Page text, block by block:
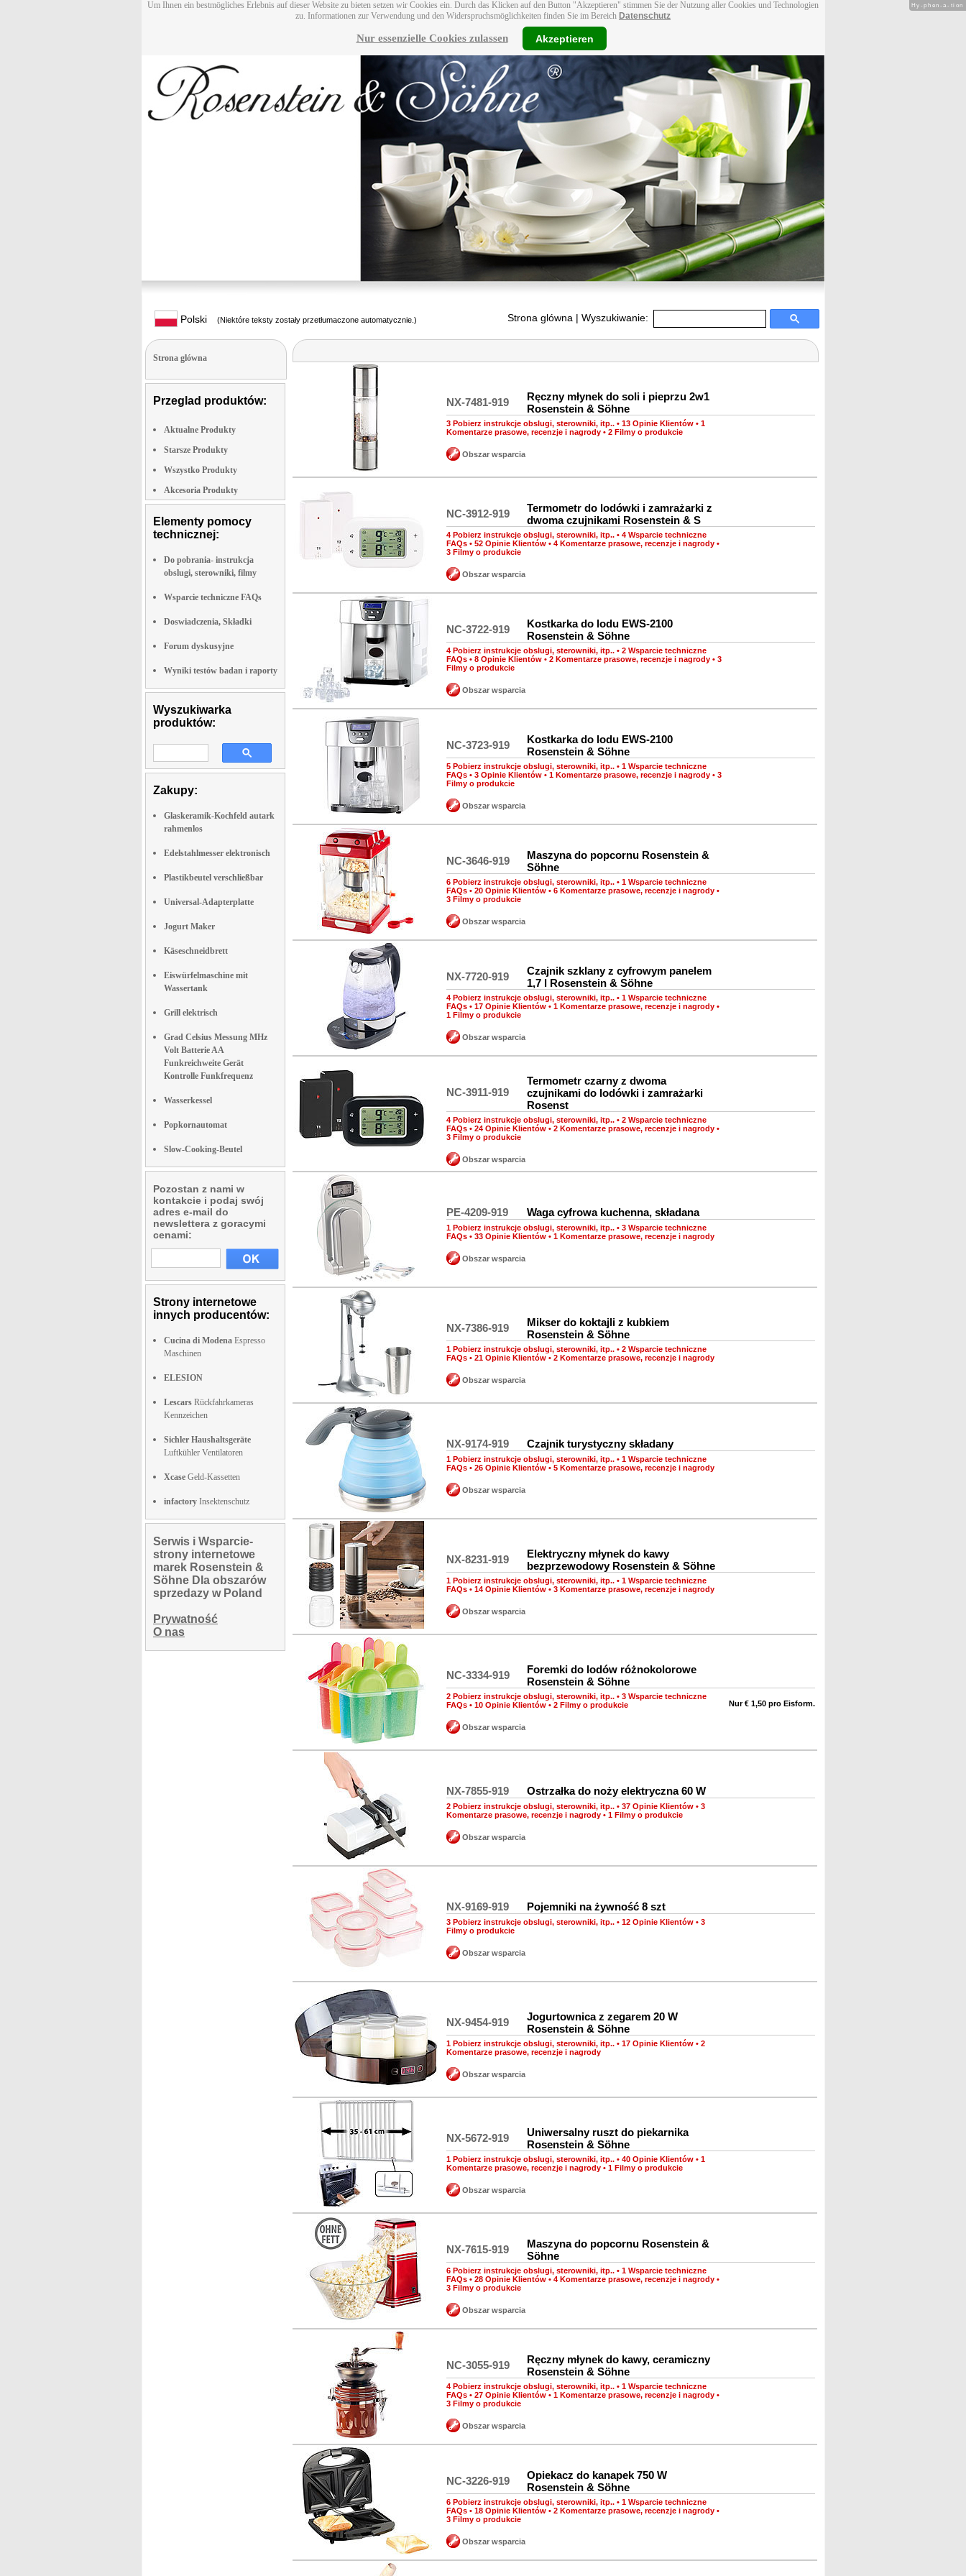
Um Ihnen ein bestmögliches Erlebnis auf dieser Website zu bieten setzen wir Cookies ein. Durch das Klicken auf den Button "Akzeptieren" stimmen Sie der Nutzung aller Cookies und Technologien
zu. Informationen zur Verwendung und den Widerspruchsmöglichkeiten finden Sie im Bereich Datenschutz
Nur essenzielle Cookies zulassen Akzeptieren
Polski (Niektóre teksty zostały przetłumaczone automatycznie.) Strona glówna | Wyszukiwanie:
Strona glówna
Przeglad produktów:
Aktualne Produkty
Starsze Produkty
Wszystko Produkty
Akcesoria Produkty
Elementy pomocy
technicznej:
Do pobrania- instrukcja
obslugi, sterowniki, filmy
Wsparcie techniczne FAQs
Doswiadczenia, Składki
Forum dyskusyjne
Wyniki testów badan i raporty
Wyszukiwarka
produktów:
Zakupy:
Glaskeramik-Kochfeld autark
rahmenlos
Edelstahlmesser elektronisch
Plastikbeutel verschließbar
Universal-Adapterplatte
Jogurt Maker
Käseschneidbrett
Eiswürfelmaschine mit
Wassertank
Grill elektrisch
Grad Celsius Messung MHz
Volt Batterie AA
Funkreichweite Gerät
Kontrolle Funkfrequenz
Wasserkessel
Popkornautomat
Slow-Cooking-Beutel
Pozostan z nami w
kontakcie i podaj swój
adres e-mail do
newslettera z goracymi
cenami:
Strony internetowe
innych producentów:
Cucina di Modena Espresso
Maschinen
ELESION
Lescars Rückfahrkameras
Kennzeichen
Sichler Haushaltsgeräte
Luftkühler Ventilatoren
Xcase Geld-Kassetten
infactory Insektenschutz
Serwis i Wsparcie-
strony internetowe
marek Rosenstein &
Söhne Dla obszarów
sprzedazy w Poland
Prywatność
O nas
NX-7481-919
Ręczny młynek do soli i pieprzu 2w1
Rosenstein & Söhne
3 Pobierz instrukcje obslugi, sterowniki, itp.. • 13 Opinie Klientów • 1
Komentarze prasowe, recenzje i nagrody • 2 Filmy o produkcie
Obszar wsparcia
NC-3912-919
Termometr do lodówki i zamrażarki z
dwoma czujnikami Rosenstein & S
4 Pobierz instrukcje obslugi, sterowniki, itp.. • 4 Wsparcie techniczne
FAQs • 52 Opinie Klientów • 4 Komentarze prasowe, recenzje i nagrody •
3 Filmy o produkcie
Obszar wsparcia
NC-3722-919
Kostkarka do lodu EWS-2100
Rosenstein & Söhne
4 Pobierz instrukcje obslugi, sterowniki, itp.. • 2 Wsparcie techniczne
FAQs • 8 Opinie Klientów • 2 Komentarze prasowe, recenzje i nagrody • 3
Filmy o produkcie
Obszar wsparcia
NC-3723-919
Kostkarka do lodu EWS-2100
Rosenstein & Söhne
5 Pobierz instrukcje obslugi, sterowniki, itp.. • 1 Wsparcie techniczne
FAQs • 3 Opinie Klientów • 1 Komentarze prasowe, recenzje i nagrody • 3
Filmy o produkcie
Obszar wsparcia
NC-3646-919
Maszyna do popcornu Rosenstein &
Söhne
6 Pobierz instrukcje obslugi, sterowniki, itp.. • 1 Wsparcie techniczne
FAQs • 20 Opinie Klientów • 6 Komentarze prasowe, recenzje i nagrody •
3 Filmy o produkcie
Obszar wsparcia
NX-7720-919
Czajnik szklany z cyfrowym panelem
1,7 l Rosenstein & Söhne
4 Pobierz instrukcje obslugi, sterowniki, itp.. • 1 Wsparcie techniczne
FAQs • 17 Opinie Klientów • 1 Komentarze prasowe, recenzje i nagrody •
1 Filmy o produkcie
Obszar wsparcia
NC-3911-919
Termometr czarny z dwoma
czujnikami do lodówki i zamrażarki
Rosenst
4 Pobierz instrukcje obslugi, sterowniki, itp.. • 2 Wsparcie techniczne
FAQs • 24 Opinie Klientów • 2 Komentarze prasowe, recenzje i nagrody •
3 Filmy o produkcie
Obszar wsparcia
PE-4209-919 Waga cyfrowa kuchenna, składana
1 Pobierz instrukcje obslugi, sterowniki, itp.. • 3 Wsparcie techniczne
FAQs • 33 Opinie Klientów • 1 Komentarze prasowe, recenzje i nagrody
Obszar wsparcia
NX-7386-919
Mikser do koktajli z kubkiem
Rosenstein & Söhne
1 Pobierz instrukcje obslugi, sterowniki, itp.. • 2 Wsparcie techniczne
FAQs • 21 Opinie Klientów • 2 Komentarze prasowe, recenzje i nagrody
Obszar wsparcia
NX-9174-919 Czajnik turystyczny składany
1 Pobierz instrukcje obslugi, sterowniki, itp.. • 1 Wsparcie techniczne
FAQs • 26 Opinie Klientów • 5 Komentarze prasowe, recenzje i nagrody
Obszar wsparcia
NX-8231-919
Elektryczny młynek do kawy
bezprzewodowy Rosenstein & Söhne
1 Pobierz instrukcje obslugi, sterowniki, itp.. • 1 Wsparcie techniczne
FAQs • 14 Opinie Klientów • 3 Komentarze prasowe, recenzje i nagrody
Obszar wsparcia
NC-3334-919
Foremki do lodów różnokolorowe
Rosenstein & Söhne
2 Pobierz instrukcje obslugi, sterowniki, itp.. • 3 Wsparcie techniczne
FAQs • 10 Opinie Klientów • 2 Filmy o produkcie
Obszar wsparcia
Nur € 1,50 pro Eisform.
NX-7855-919 Ostrzałka do noży elektryczna 60 W
2 Pobierz instrukcje obslugi, sterowniki, itp.. • 37 Opinie Klientów • 3
Komentarze prasowe, recenzje i nagrody • 1 Filmy o produkcie
Obszar wsparcia
NX-9169-919 Pojemniki na żywność 8 szt
3 Pobierz instrukcje obslugi, sterowniki, itp.. • 12 Opinie Klientów • 3
Filmy o produkcie
Obszar wsparcia
NX-9454-919
Jogurtownica z zegarem 20 W
Rosenstein & Söhne
1 Pobierz instrukcje obslugi, sterowniki, itp.. • 17 Opinie Klientów • 2
Komentarze prasowe, recenzje i nagrody
Obszar wsparcia
NX-5672-919
Uniwersalny ruszt do piekarnika
Rosenstein & Söhne
1 Pobierz instrukcje obslugi, sterowniki, itp.. • 40 Opinie Klientów • 1
Komentarze prasowe, recenzje i nagrody • 1 Filmy o produkcie
Obszar wsparcia
NX-7615-919
Maszyna do popcornu Rosenstein &
Söhne
6 Pobierz instrukcje obslugi, sterowniki, itp.. • 1 Wsparcie techniczne
FAQs • 28 Opinie Klientów • 4 Komentarze prasowe, recenzje i nagrody •
3 Filmy o produkcie
Obszar wsparcia
NC-3055-919
Ręczny młynek do kawy, ceramiczny
Rosenstein & Söhne
4 Pobierz instrukcje obslugi, sterowniki, itp.. • 1 Wsparcie techniczne
FAQs • 27 Opinie Klientów • 1 Komentarze prasowe, recenzje i nagrody •
3 Filmy o produkcie
Obszar wsparcia
NC-3226-919
Opiekacz do kanapek 750 W
Rosenstein & Söhne
6 Pobierz instrukcje obslugi, sterowniki, itp.. • 1 Wsparcie techniczne
FAQs • 18 Opinie Klientów • 2 Komentarze prasowe, recenzje i nagrody •
3 Filmy o produkcie
Obszar wsparcia
Hy-phen-a-tion